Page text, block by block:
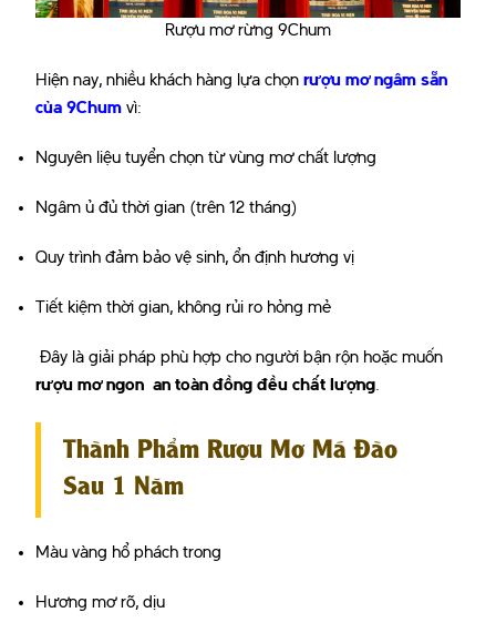
Rượu mơ rừng 9Chum
Hiện nay, nhiều khách hàng lựa chọn rượu mơ ngâm sẵn
của 9Chum vì:
Nguyên liệu tuyển chọn từ vùng mơ chất lượng
Ngâm ủ đủ thời gian (trên 12 tháng)
Quy trình đảm bảo vệ sinh, ổn định hương vị
Tiết kiệm thời gian, không rủi ro hỏng mẻ
Đây là giải pháp phù hợp cho người bận rộn hoặc muốn
rượu mơ ngon an toàn đồng đều chất lượng.
Thành Phẩm Rượu Mơ Má Đào
Sau 1 Năm
Màu vàng hổ phách trong
Hương mơ rõ, dịu